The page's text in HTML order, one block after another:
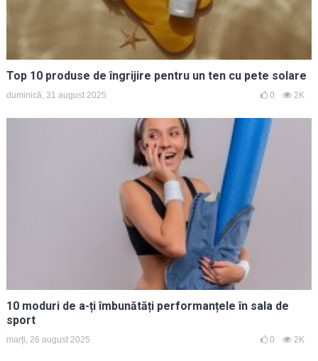
Top 10 produse de îngrijire pentru un ten cu pete solare
duminică, 31 august 2025 0 2K
10 moduri de a-ți îmbunătăți performanțele în sala de
sport
marți, 26 august 2025 0 2K